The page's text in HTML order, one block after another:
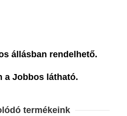
állásban rendelhető.
a Jobbos látható.
termékeink